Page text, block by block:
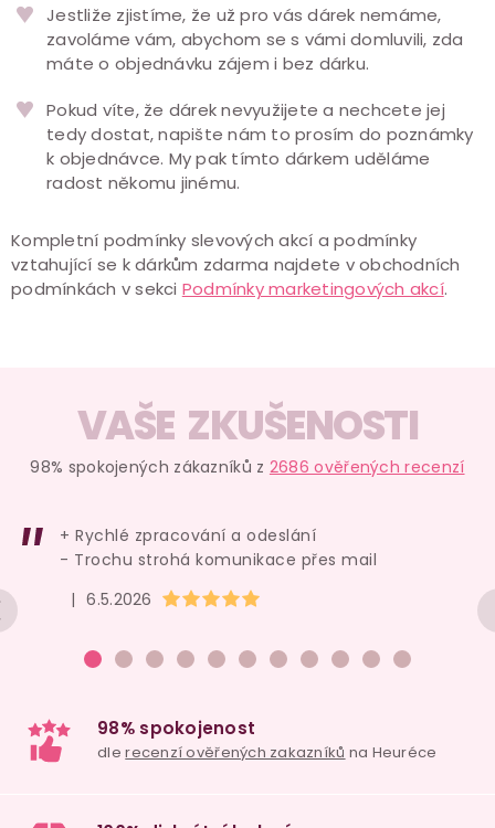
Jestliže zjistíme, že už pro vás dárek nemáme,
zavoláme vám, abychom se s vámi domluvili, zda
máte o objednávku zájem i bez dárku.
Pokud víte, že dárek nevyužijete a nechcete jej
tedy dostat, napište nám to prosím do poznámky
k objednávce. My pak tímto dárkem uděláme
radost někomu jinému.
Kompletní podmínky slevových akcí a podmínky
vztahující se k dárkům zdarma najdete v obchodních
podmínkách v sekci Podmínky marketingových akcí.
VAŠE ZKUŠENOSTI
98% spokojených zákazníků z 2686 ověřených recenzí
Hodnocení obchodu je 5 z 5 hvězdiček.
| 6.5.2026
+ Rychlé zpracování a odeslání
- Trochu strohá komunikace přes mail